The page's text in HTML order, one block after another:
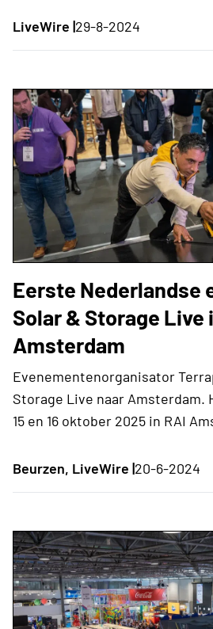
LiveWire |29-8-2024
Eerste Nederlandse
Solar & Storage Live
Amsterdam
Evenementenorganisator
Storage Live naar Amsterdam.
15 en 16 oktober 2025 in RAI
Beurzen, LiveWire |20-6-2024